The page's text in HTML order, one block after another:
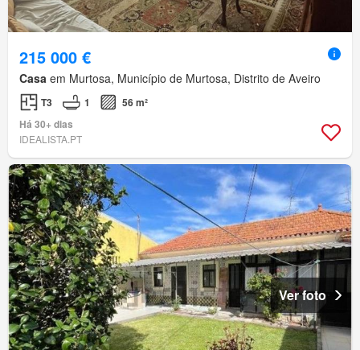
215 000 €
Casa em Murtosa, Município de Murtosa, Distrito de Aveiro
T3 1
56 m²
Há 30+ dias
IDEALISTA.PT
Ver foto